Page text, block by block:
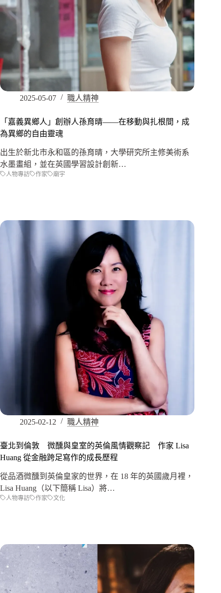
2025-05-07 職人精神
「嘉義異鄉人」創辦人孫育晴——在移動與扎根間，成
為異鄉的自由靈魂
出生於新北市永和區的孫育晴，大學研究所主修美術系
水墨畫組，並在英國學習設計創新…
人物專訪 作家 廟宇
2025-02-12 職人精神
臺北到倫敦 微醺與皇室的英倫風情觀察記 作家 Lisa
Huang 從金融跨足寫作的成長歷程
從品酒微醺到英倫皇家的世界，在 18 年的英國歲月裡，
Lisa Huang（以下簡稱 Lisa）將…
人物專訪 作家 文化